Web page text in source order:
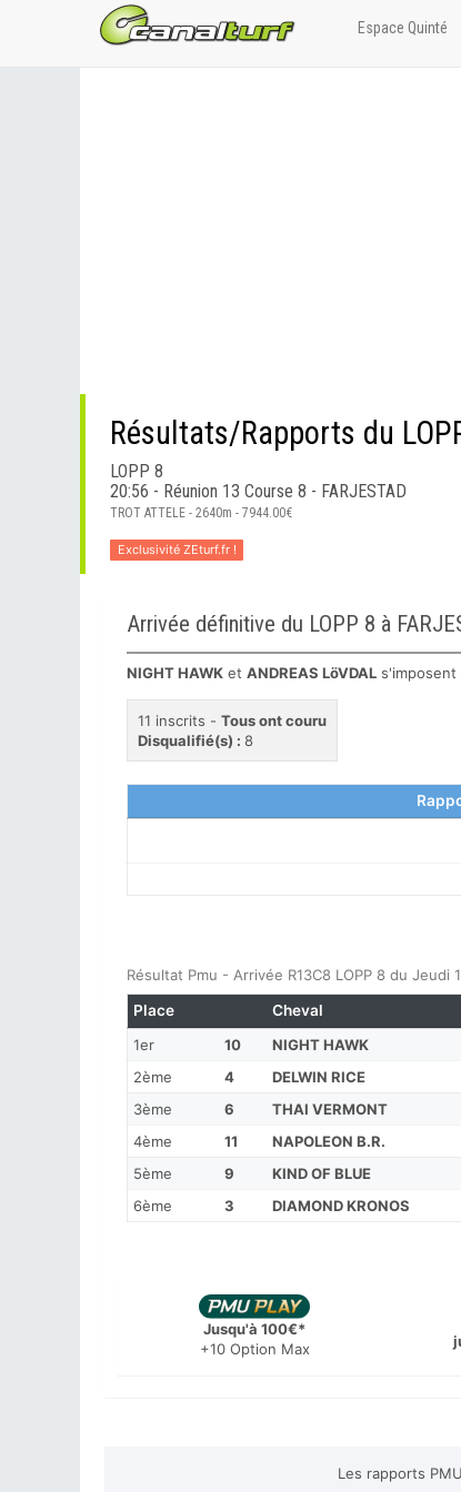
Résultats/Rapports du
LOPP 8
20:56 - Réunion 13 Course 8 - FARJESTAD
TROT ATTELE - 2640m - 7944.00€
Exclusivité ZEturf.fr !
Arrivée définitive du LOPP 8 à
NIGHT HAWK et ANDREAS LöVDAL s'imposent
11 inscrits - Tous ont couru
Disqualifié(s) : 8
Résultat Pmu - Arrivée R13C8 LOPP 8 du Jeudi
1er 10 NIGHT HAWK
2ème
4 DELWIN RICE
3ème
6 THAI VERMONT
4ème
11 NAPOLEON B.R.
5ème
9 KIND OF BLUE
6ème
3 DIAMOND KRONOS
Place Cheval
Jusqu'à 100€*
+10 Option Max
Les rapports
Espace Quinté